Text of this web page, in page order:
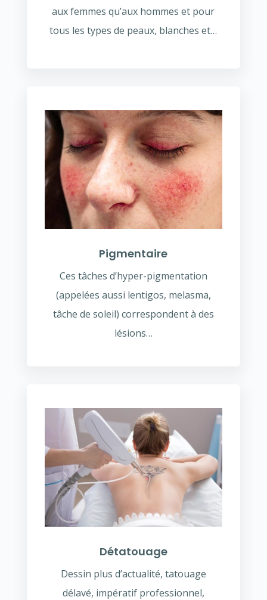
aux femmes qu’aux hommes et pour
tous les types de peaux, blanches et…
Pigmentaire
Ces tâches d’hyper-pigmentation
(appelées aussi lentigos, melasma,
tâche de soleil) correspondent à des
lésions…
Détatouage
Dessin plus d’actualité, tatouage
délavé, impératif professionnel,